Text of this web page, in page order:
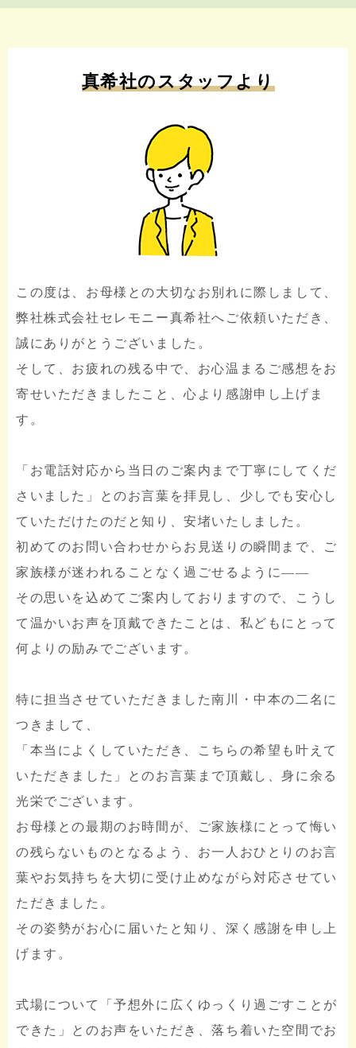
真希社のスタッフより
この度は、お母様との大切なお別れに際しまして、
弊社株式会社セレモニー真希社へご依頼いただき、
誠にありがとうございました。
そして、お疲れの残る中で、お心温まるご感想をお
寄せいただきましたこと、心より感謝申し上げま
す。
「お電話対応から当日のご案内まで丁寧にしてくだ
さいました」とのお言葉を拝見し、少しでも安心し
ていただけたのだと知り、安堵いたしました。
初めてのお問い合わせからお見送りの瞬間まで、ご
家族様が迷われることなく過ごせるように――
その思いを込めてご案内しておりますので、こうし
て温かいお声を頂戴できたことは、私どもにとって
何よりの励みでございます。
特に担当させていただきました南川・中本の二名に
つきまして、
「本当によくしていただき、こちらの希望も叶えて
いただきました」とのお言葉まで頂戴し、身に余る
光栄でございます。
お母様との最期のお時間が、ご家族様にとって悔い
の残らないものとなるよう、お一人おひとりのお言
葉やお気持ちを大切に受け止めながら対応させてい
ただきました。
その姿勢がお心に届いたと知り、深く感謝を申し上
げます。
式場について「予想外に広くゆっくり過ごすことが
できた」とのお声をいただき、落ち着いた空間でお